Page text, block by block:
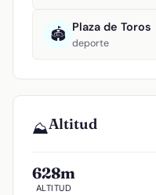
🏟️ Plaza de Toros
deporte
⛰️Altitud
628m
ALTITUD